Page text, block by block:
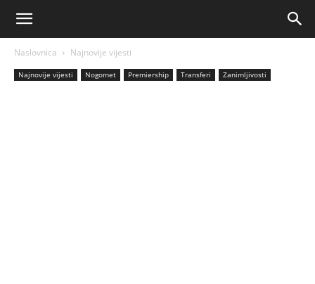
Naslovnica Najnovije vijesti
Najnovije vijesti Nogomet Premiership Transferi Zanimljivosti